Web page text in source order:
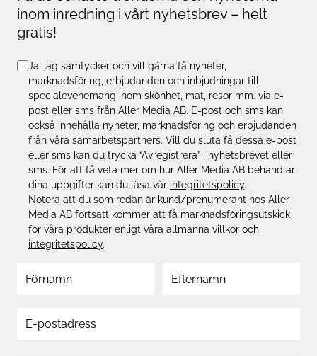
inom inredning i vårt nyhetsbrev – helt
gratis!
Ja, jag samtycker och vill gärna få nyheter,
marknadsföring, erbjudanden och inbjudningar till
specialevenemang inom skönhet, mat, resor mm. via e-
post eller sms från Aller Media AB. E-post och sms kan
också innehålla nyheter, marknadsföring och erbjudanden
från våra samarbetspartners. Vill du sluta få dessa e-post
eller sms kan du trycka “Avregistrera” i nyhetsbrevet eller
sms. För att få veta mer om hur Aller Media AB behandlar
dina uppgifter kan du läsa vår integritetspolicy.
Notera att du som redan är kund/prenumerant hos Aller
Media AB fortsatt kommer att få marknadsföringsutskick
för våra produkter enligt våra allmänna villkor och
integritetspolicy.